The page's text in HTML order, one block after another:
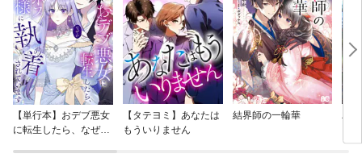
【単行本】おデブ悪女
に転生したら、なぜか
【タテヨミ】あなたは
もういりません
結界師の一輪華
バ
今